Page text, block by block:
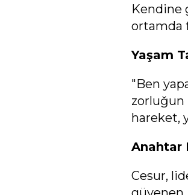
Kendine
ortamda
Yaşam
"Ben
zorluğun
hareket,
Anahtar
Cesur,